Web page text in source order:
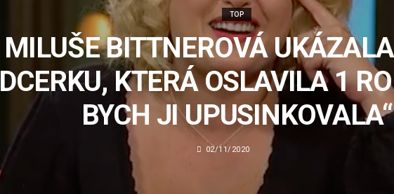
TOP
MILUŠE BITTNEROVÁ
DCERKU, KTERÁ OSLAVILA 1
BYCH JI UPUSINKOVALA“
02/11/2020